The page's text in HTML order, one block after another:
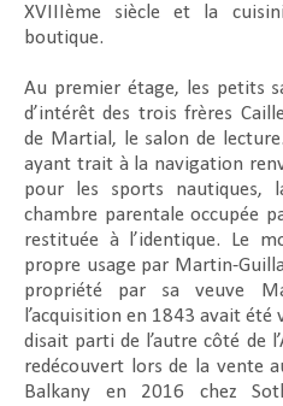
XVIIIème siècle et la
boutique.
Au premier étage, les petits
d’intérêt des trois frères
de Martial, le salon de
ayant trait à la navigation
pour les sports nautiques,
chambre parentale occupée
restituée à l’identique. Le
propre usage par Martin-
propriété par sa veuve
l’acquisition en 1843 avait
disait parti de l’autre côté de
redécouvert lors de la vente
Balkany en 2016 chez